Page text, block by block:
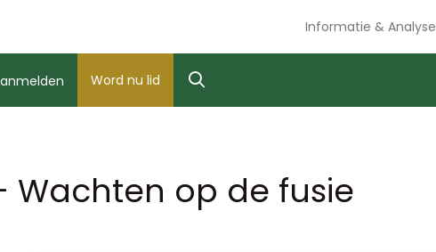
Informatie & Analyse
Word nu lid
Wachten op de fusie